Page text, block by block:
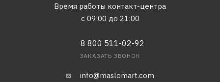
Время работы контакт-центра
с 09:00 до 21:00
8 800 511-02-92
ЗАКАЗАТЬ ЗВОНОК
info@maslomart.com